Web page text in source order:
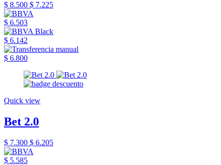
$ 8.500 $ 7.225
$ 6.503
$ 6.142
$ 6.800
Quick view
Bet 2.0
$ 7.300 $ 6.205
$ 5.585